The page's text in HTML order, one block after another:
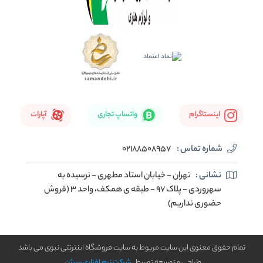
اینستاگرام واتساپ تجاری آپارات
شماره تماس : 02188508957
نشانی : تهران - خیابان استاد مطهری - نرسیده به
سهروردی - پلاک 97 - طبقه ی همکف، واحد 3 (فروش
حضوری نداریم)
تمام حقوق معنوی این سایت مربوط به سایت فروشگاه اینترنتی نبوی می باشد